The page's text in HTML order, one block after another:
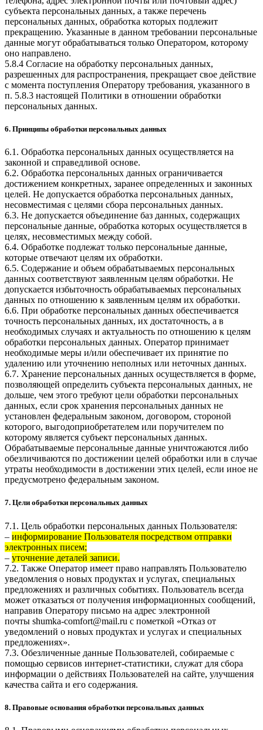
субъекта персональных данных, а также перечень
персональных данных, обработка которых подлежит
прекращению. Указанные в данном требовании персональные
данные могут обрабатываться только Оператором, которому
оно направлено.
5.8.4 Согласие на обработку персональных данных,
разрешенных для распространения, прекращает свое действие
с момента поступления Оператору требования, указанного в
п. 5.8.3 настоящей Политики в отношении обработки
персональных данных.
6. Принципы обработки персональных данных
6.1. Обработка персональных данных осуществляется на
законной и справедливой основе.
6.2. Обработка персональных данных ограничивается
достижением конкретных, заранее определенных и законных
целей. Не допускается обработка персональных данных,
несовместимая с целями сбора персональных данных.
6.3. Не допускается объединение баз данных, содержащих
персональные данные, обработка которых осуществляется в
целях, несовместимых между собой.
6.4. Обработке подлежат только персональные данные,
которые отвечают целям их обработки.
6.5. Содержание и объем обрабатываемых персональных
данных соответствуют заявленным целям обработки. Не
допускается избыточность обрабатываемых персональных
данных по отношению к заявленным целям их обработки.
6.6. При обработке персональных данных обеспечивается
точность персональных данных, их достаточность, а в
необходимых случаях и актуальность по отношению к целям
обработки персональных данных. Оператор принимает
необходимые меры и/или обеспечивает их принятие по
удалению или уточнению неполных или неточных данных.
6.7. Хранение персональных данных осуществляется в форме,
позволяющей определить субъекта персональных данных, не
дольше, чем этого требуют цели обработки персональных
данных, если срок хранения персональных данных не
установлен федеральным законом, договором, стороной
которого, выгодоприобретателем или поручителем по
которому является субъект персональных данных.
Обрабатываемые персональные данные уничтожаются либо
обезличиваются по достижении целей обработки или в случае
утраты необходимости в достижении этих целей, если иное не
предусмотрено федеральным законом.
7. Цели обработки персональных данных
7.1. Цель обработки персональных данных Пользователя:
– информирование Пользователя посредством отправки
электронных писем;
– уточнение деталей записи.
7.2. Также Оператор имеет право направлять Пользователю
уведомления о новых продуктах и услугах, специальных
предложениях и различных событиях. Пользователь всегда
может отказаться от получения информационных сообщений,
направив Оператору письмо на адрес электронной
почты shumka-comfort@mail.ru с пометкой «Отказ от
уведомлений о новых продуктах и услугах и специальных
предложениях».
7.3. Обезличенные данные Пользователей, собираемые с
помощью сервисов интернет-статистики, служат для сбора
информации о действиях Пользователей на сайте, улучшения
качества сайта и его содержания.
8. Правовые основания обработки персональных данных